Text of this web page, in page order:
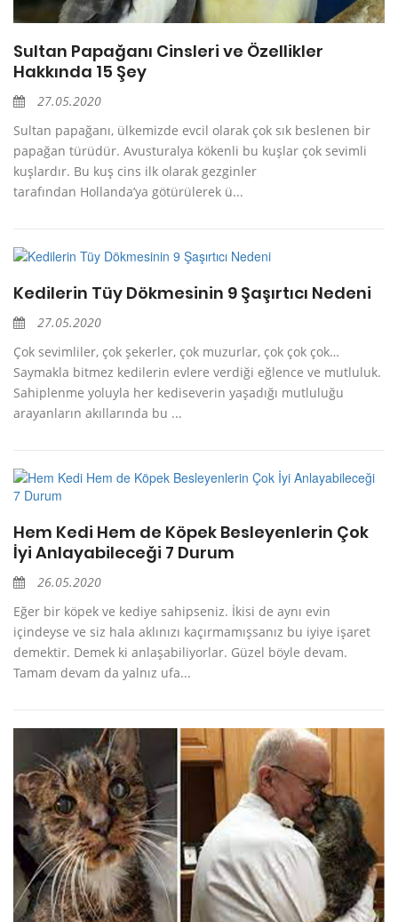
Sultan Papağanı Cinsleri ve Özellikler
Hakkında 15 Şey
27.05.2020
Sultan papağanı, ülkemizde evcil olarak çok sık beslenen bir
papağan türüdür. Avusturalya kökenli bu kuşlar çok sevimli
kuşlardır. Bu kuş cins ilk olarak gezginler
tarafından Hollanda’ya götürülerek ü...
Kedilerin Tüy Dökmesinin 9 Şaşırtıcı Nedeni
27.05.2020
Çok sevimliler, çok şekerler, çok muzurlar, çok çok çok…
Saymakla bitmez kedilerin evlere verdiği eğlence ve mutluluk.
Sahiplenme yoluyla her kediseverin yaşadığı mutluluğu
arayanların akıllarında bu ...
Hem Kedi Hem de Köpek Besleyenlerin Çok
İyi Anlayabileceği 7 Durum
26.05.2020
Eğer bir köpek ve kediye sahipseniz. İkisi de aynı evin
içindeyse ve siz hala aklınızı kaçırmamışsanız bu iyiye işaret
demektir. Demek ki anlaşabiliyorlar. Güzel böyle devam.
Tamam devam da yalnız ufa...